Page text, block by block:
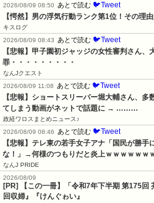
2026/08/09 08:50
あとで読む 🐦Tweet
【愕然】男の浮気行動ランク第1位！その理
キスログ
2026/08/09 08:43
あとで読む 🐦Tweet
【悲報】甲子園初ジャッジの女性審判さん
罪・・・・・・・・・
なんJクエスト
2026/08/09 11:08
あとで読む 🐦Tweet
【悲報】ショートスリーパー堀大輔さん、
てしまう動画がネットで話題に → ………
政経ワロスまとめニュース♪
2026/08/09 08:46
あとで読む 🐦Tweet
【悲報】テレ東の若手女子アナ「国民が勝
な！」→何様のつもりだと炎上ｗｗｗｗｗｗ
なんJ PRIDE
2026/08/09
[PR] 【この一冊】「令和7年下半期 第175回
回収婦』『けんぐゎい』